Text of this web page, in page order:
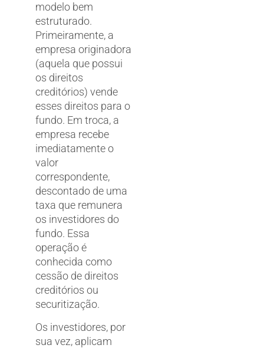
modelo bem
estruturado.
Primeiramente, a
empresa originadora
(aquela que possui
os direitos
creditórios) vende
esses direitos para o
fundo. Em troca, a
empresa recebe
imediatamente o
valor
correspondente,
descontado de uma
taxa que remunera
os investidores do
fundo. Essa
operação é
conhecida como
cessão de direitos
creditórios ou
securitização.
Os investidores, por
sua vez, aplicam